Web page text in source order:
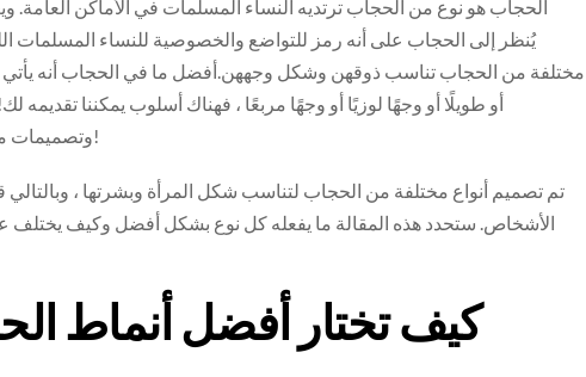
الحجاب هو نوع من الحجاب ترتديه النساء المسلمات في الأماكن العامة.
يُنظر إلى الحجاب على أنه رمز للتواضع والخصوصية للنساء المسلمات
مختلفة من الحجاب تناسب ذوقهن وشكل وجههن.أفضل ما في الحجاب أنه يأتي
أو طويلًا أو وجهًا لوزيًا أو وجهًا مربعًا ، فهناك أسلوب يمكننا
وتصميمات مختلفة لتناسب احتياجاتك ، لذلك لا مزيد من البحث!
تم تصميم أنواع مختلفة من الحجاب لتناسب شكل المرأة وبشرتها ،
الأشخاص. ستحدد هذه المقالة ما يفعله كل نوع بشكل أفضل وكيف يختلف
كيف تختار أفضل أنماط